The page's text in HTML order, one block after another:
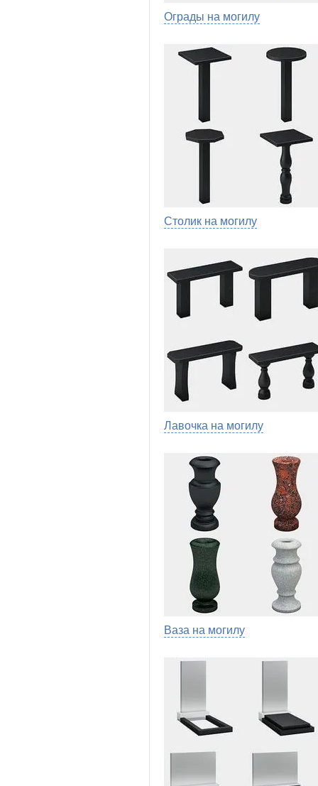
Ограды на могилу
Столик на могилу
Лавочка на могилу
Ваза на могилу